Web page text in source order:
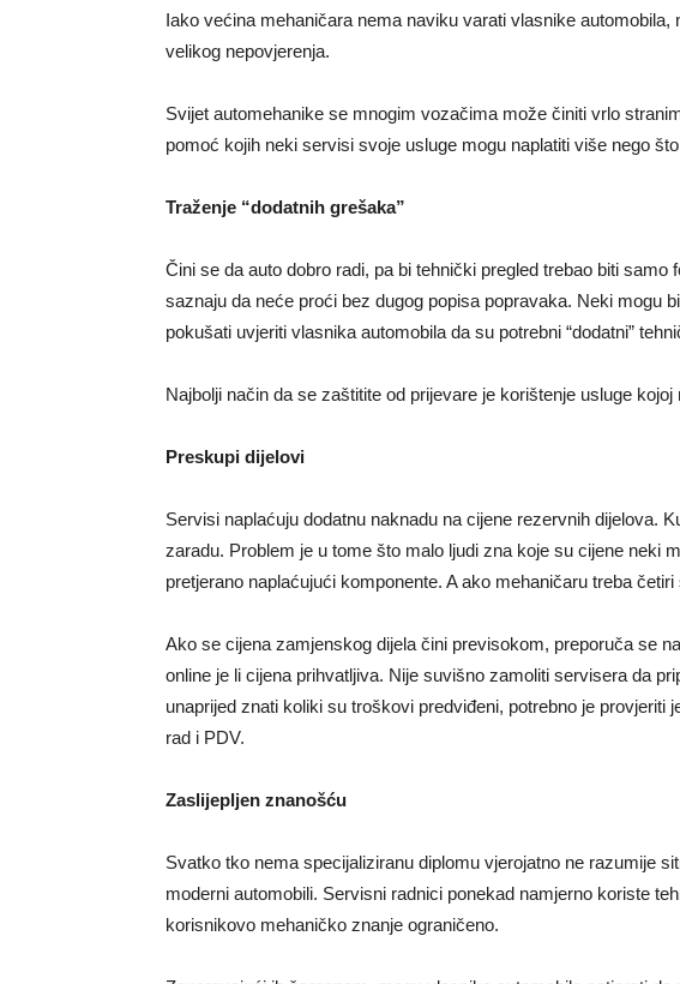
Iako većina mehaničara nema naviku varati vlasnike automobila,
velikog nepovjerenja.
Svijet automehanike se mnogim vozačima može činiti vrlo
pomoć kojih neki servisi svoje usluge mogu naplatiti više nego
Traženje “dodatnih grešaka”
Čini se da auto dobro radi, pa bi tehnički pregled trebao biti samo
saznaju da neće proći bez dugog popisa popravaka. Neki mogu
pokušati uvjeriti vlasnika automobila da su potrebni “dodatni”
Najbolji način da se zaštitite od prijevare je korištenje usluge
Preskupi dijelovi
Servisi naplaćuju dodatnu naknadu na cijene rezervnih dijelova.
zaradu. Problem je u tome što malo ljudi zna koje su cijene neki
pretjerano naplaćujući komponente. A ako mehaničaru treba
Ako se cijena zamjenskog dijela čini previsokom, preporuča se
online je li cijena prihvatljiva. Nije suvišno zamoliti servisera da
unaprijed znati koliki su troškovi predviđeni, potrebno je provjeriti
rad i PDV.
Zaslijepljen znanošću
Svatko tko nema specijaliziranu diplomu vjerojatno ne razumije
moderni automobili. Servisni radnici ponekad namjerno koriste
korisnikovo mehaničko znanje ograničeno.